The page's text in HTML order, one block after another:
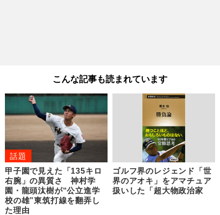
こんな記事も読まれています
話題
甲子園で見えた「135キロ
右腕」の異質さ 神村学
園・龍頭汰樹が“公立進学
校の雄”東筑打線を翻弄し
た理由
ゴルフ界のレジェンド「世
界のアオキ」をアマチュア
扱いした「超大物政治家